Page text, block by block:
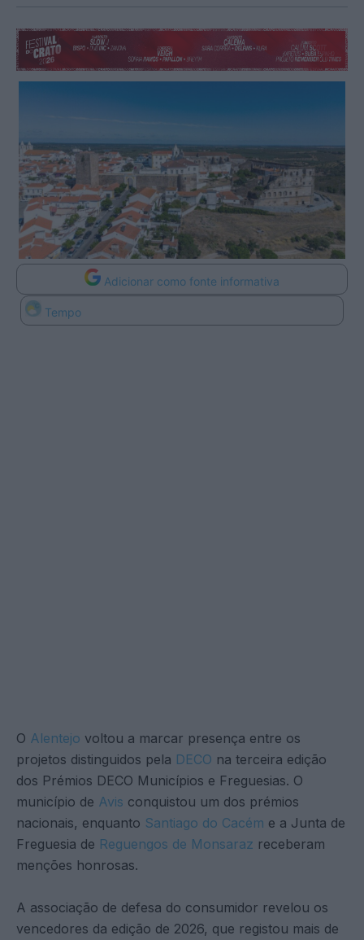
Adicionar como fonte informativa
Tempo
O Alentejo voltou a marcar presença entre os
projetos distinguidos pela DECO na terceira edição
dos Prémios DECO Municípios e Freguesias. O
município de Avis conquistou um dos prémios
nacionais, enquanto Santiago do Cacém e a Junta de
Freguesia de Reguengos de Monsaraz receberam
menções honrosas.
A associação de defesa do consumidor revelou os
vencedores da edição de 2026, que registou mais de